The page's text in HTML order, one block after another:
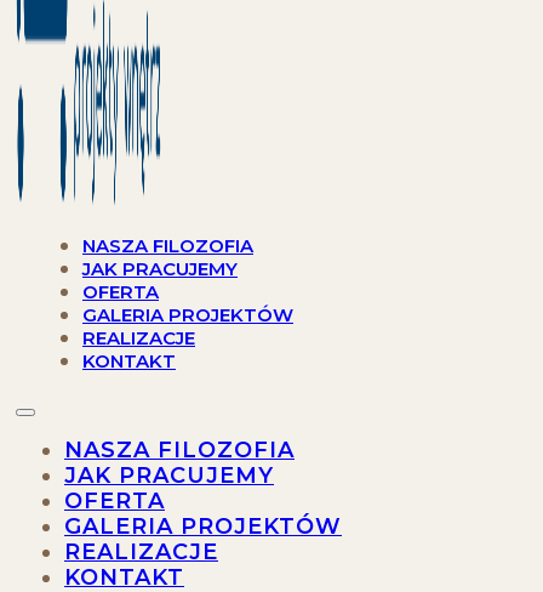
NASZA FILOZOFIA
JAK PRACUJEMY
OFERTA
GALERIA PROJEKTÓW
REALIZACJE
KONTAKT
NASZA FILOZOFIA
JAK PRACUJEMY
OFERTA
GALERIA PROJEKTÓW
REALIZACJE
KONTAKT